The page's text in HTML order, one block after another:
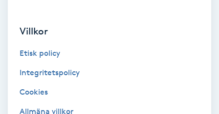
Enzympeeling
Extensions
Eyeliner-tatuering
Villkor
Etisk policy
Integritetspolicy
Cookies
Allmäna villkor